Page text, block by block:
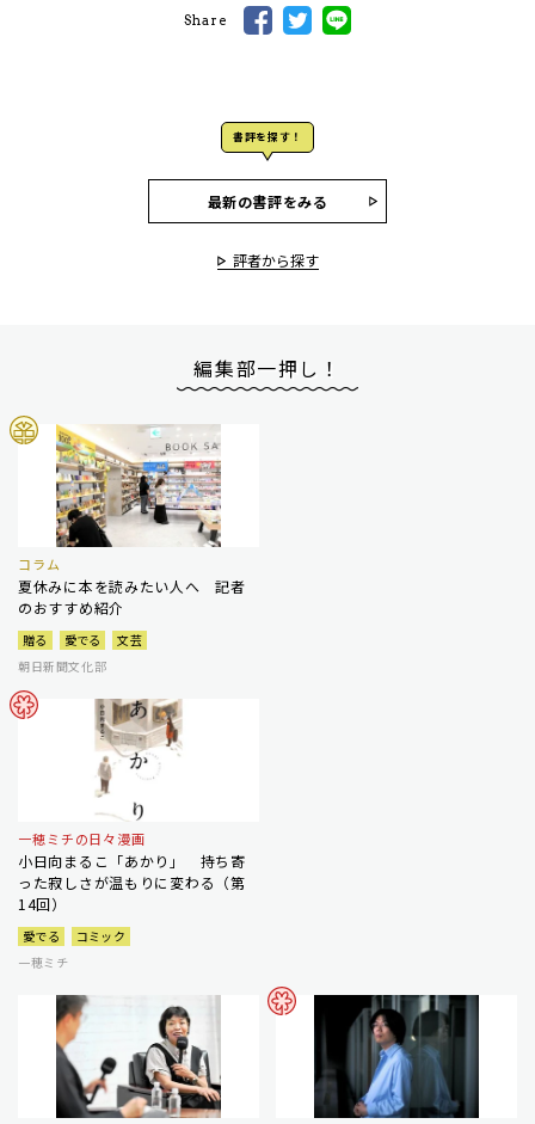
Share
書評を探す！
最新の書評をみる
評者から探す
編集部一押し！
コラム
夏休みに本を読みたい人へ 記者
のおすすめ紹介
贈る 愛でる
文芸
朝日新聞文化部
一穂ミチの日々漫画
小日向まるこ「あかり」 持ち寄
った寂しさが温もりに変わる（第
14回）
愛でる
コミック
一穂ミチ